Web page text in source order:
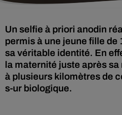
Un selfie à priori anodin
permis à une jeune fille de
sa véritable identité. En
la maternité juste après
à plusieurs kilomètres de
s-ur biologique.